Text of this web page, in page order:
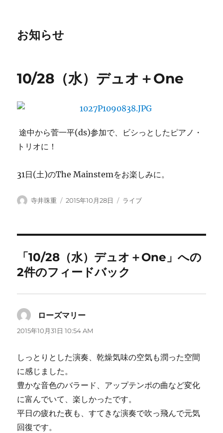
お知らせ
10/28（水）デュオ＋One
途中から菅一平(ds)参加で、ビシっとしたピアノ・
トリオに！
31日(土)のThe Mainstemをお楽しみに。
投
寺井珠重
投
2015年10月28日
カ
ライブ
「10/28（水）デュオ＋One」への
2件のフィードバック
ローズマリー
り:
2015年10月31日 10:54 AM
しっとりとした演奏、乾燥気味の空気も潤った空間
に感じました。
豊かな音色のバラード、アップテンポの曲など変化
に富んでいて、楽しかったです。
平日の疲れた夜も、すてきな演奏で吹っ飛んで元気
回復です。